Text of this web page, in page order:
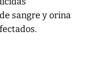
sangre y orina